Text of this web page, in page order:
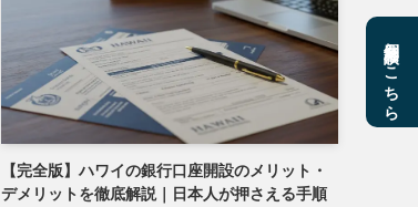
【完全版】ハワイの銀行口座開設のメリット・
デメリットを徹底解説｜日本人が押さえる手順
個別相談はこちら